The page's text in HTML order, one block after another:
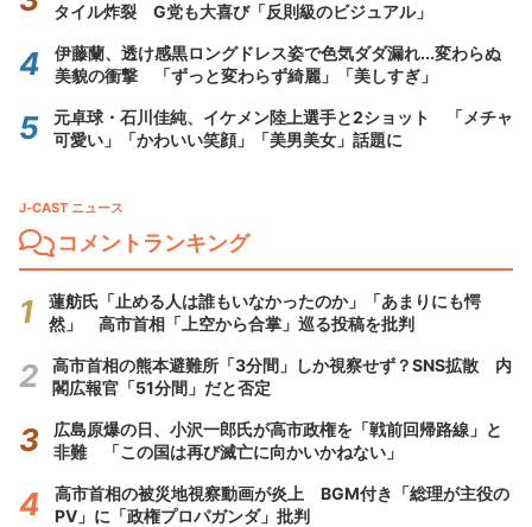
タイル炸裂 G党も大喜び「反則級のビジュアル」
伊藤蘭、透け感黒ロングドレス姿で色気ダダ漏れ...変わらぬ
美貌の衝撃 「ずっと変わらず綺麗」「美しすぎ」
元卓球・石川佳純、イケメン陸上選手と2ショット 「メチャ
可愛い」「かわいい笑顔」「美男美女」話題に
J-CAST ニュース
コメントランキング
蓮舫氏「止める人は誰もいなかったのか」「あまりにも愕
然」 高市首相「上空から合掌」巡る投稿を批判
高市首相の熊本避難所「3分間」しか視察せず？SNS拡散 内
閣広報官「51分間」だと否定
広島原爆の日、小沢一郎氏が高市政権を「戦前回帰路線」と
非難 「この国は再び滅亡に向かいかねない」
高市首相の被災地視察動画が炎上 BGM付き「総理が主役の
PV」に「政権プロパガンダ」批判